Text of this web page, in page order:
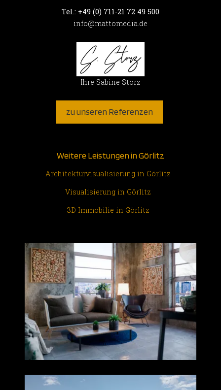
Tel.: +49 (0) 711-21 72 49 500
info@mattomedia.de
Ihre Sabine Storz
zu unseren Referenzen
Weitere Leistungen in Görlitz
Architekturvisualisierung in Görlitz
Visualisierung in Görlitz
3D Immobilie in Görlitz